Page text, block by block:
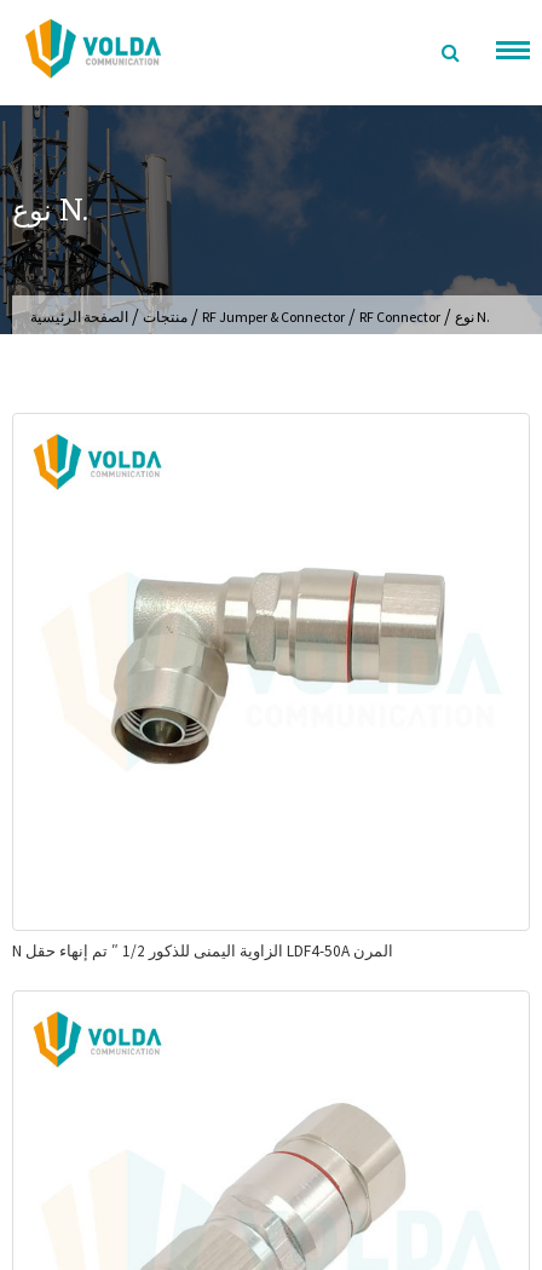
تخطى
الى
المحتوى
نوع N.
الصفحة الرئيسية / منتجات / RF Jumper & Connector / RF Connector / نوع N.
N الزاوية اليمنى للذكور 1/2 ″ تم إنهاء حقل LDF4-50A المرن